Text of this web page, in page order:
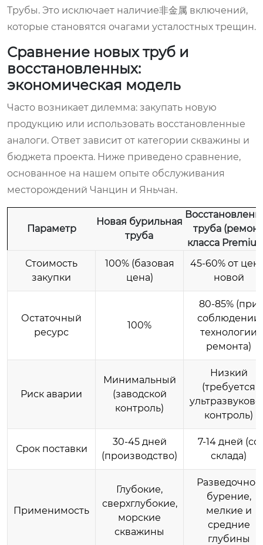
Трубы. Это исключает наличие非金属 включений,
которые становятся очагами усталостных трещин.
Сравнение новых труб и
восстановленных:
экономическая модель
Часто возникает дилемма: закупать новую
продукцию или использовать восстановленные
аналоги. Ответ зависит от категории скважины и
бюджета проекта. Ниже приведено сравнение,
основанное на нашем опыте обслуживания
месторождений Чанцин и Яньчан.
Параметр
Новая бурильная
труба
труба (ремонт
класса
Стоимость
закупки
100% (базовая
цена)
45-60% от
новой
Остаточный
ресурс
100%
80-85% (при
соблюдении
технологии
ремонта)
Риск аварии
Минимальный
(заводской
контроль)
Низкий
(требуется
контроль)
Срок поставки
30-45 дней
(производство)
7-14 дней (со
склада)
Применимость
Глубокие,
сверхглубокие,
морские
скважины
Разведочное
бурение,
мелкие и
средние
глубины